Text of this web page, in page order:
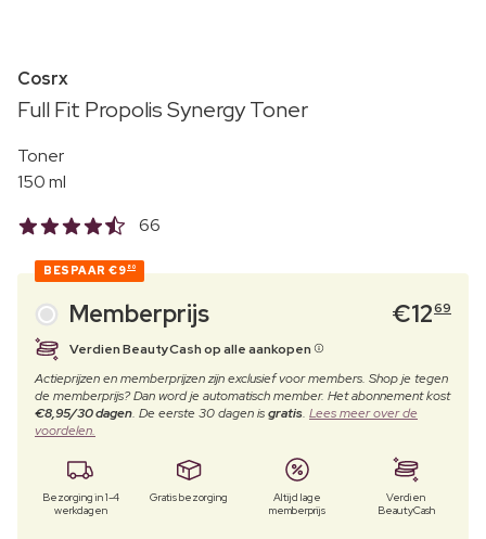
Cosrx
Full Fit Propolis Synergy Toner
Toner
150 ml
66
BESPAAR €9 80
Memberprijs €1269
Verdien BeautyCash op alle aankopen
Actieprijzen en memberprijzen zijn exclusief voor members. Shop je tegen
de memberprijs? Dan word je automatisch member. Het abonnement kost
€8,95/30 dagen. De eerste 30 dagen isgratis. Lees meer over de
voordelen.
Bezorging in 1-4
werkdagen
Gratis bezorging
Altijd lage
memberprijs
Verdien
BeautyCash